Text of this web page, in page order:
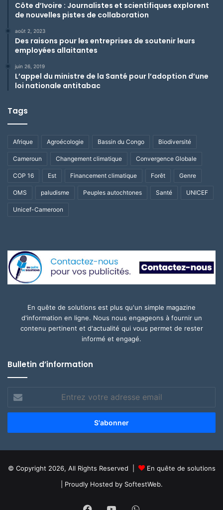
Côte d’Ivoire : Journalistes et scientifiques explorent
de nouvelles pistes de collaboration
août 2, 2023
Des raisons pour les entreprises de soutenir leurs
employées allaitantes
juin 26, 2019
L’appel du ministre de la Santé pour l’adoption d’une
loi nationale antitabac
Tags
Afrique Agroécologie Bassin du Congo Biodiversité
Cameroun Changement climatique Convergence Globale
COP 16 Est Financement climatique Forêt Genre
OMS paludisme Peuples autochtones Santé UNICEF
Unicef-Cameroon
En quête de solutions est plus qu'un simple magazine
d'information en ligne. Nous nous engageons à fournir un
contenu pertinent et d'actualité qui vous permet de rester
informé et engagé.
Bulletin d’information
Entrez
votre
adresse
© Copyright 2026, All Rights Reserved |
En quête de solutions
| Proudly Hosted by SoftestWeb.